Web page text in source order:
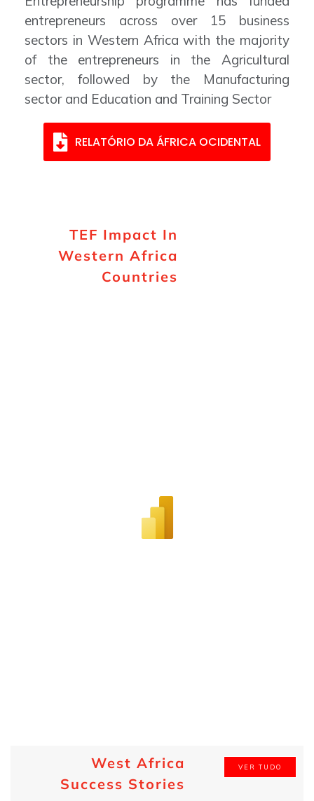
entrepreneurs across over 15 business
sectors in Western Africa with the majority
of the entrepreneurs in the Agricultural
sector, followed by the Manufacturing
sector and Education and Training Sector
RELATÓRIO DA ÁFRICA OCIDENTAL
TEF Impact In
Western Africa
Countries
West Africa
Success Stories
VER TUDO